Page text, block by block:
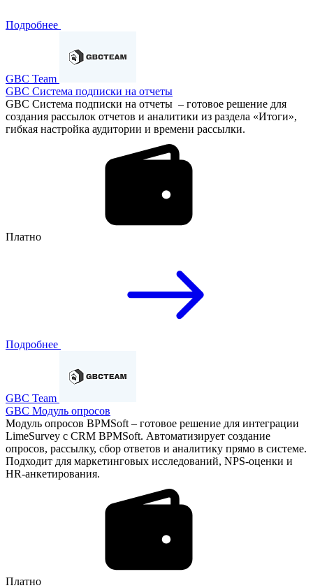
Подробнее
GBC Team
GBC Система подписки на отчеты
GBC Система подписки на отчеты – готовое решение для
создания рассылок отчетов и аналитики из раздела «Итоги»,
гибкая настройка аудитории и времени рассылки.
Платно
Подробнее
GBC Team
GBC Модуль опросов
Модуль опросов BPMSoft – готовое решение для интеграции
LimeSurvey с CRM BPMSoft. Автоматизирует создание
опросов, рассылку, сбор ответов и аналитику прямо в системе.
Подходит для маркетинговых исследований, NPS-оценки и
HR-анкетирования.
Платно